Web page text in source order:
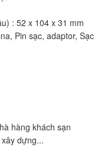
: 52 x 104 x 31 mm
Pin sạc, adaptor, Sạc
hàng khách sạn
dựng...